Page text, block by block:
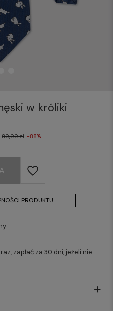
w króliki
89,99 zł -88%
PRODUKTU
zapłać za 30 dni, jeżeli nie